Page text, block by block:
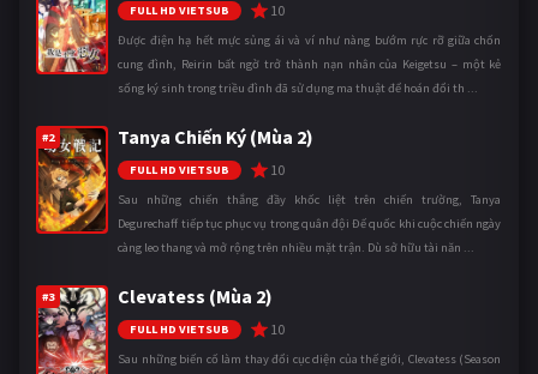
FULL HD VIETSUB 10
Được điện hạ hết mực sủng ái và ví như nàng bướm rực rỡ giữa chốn
cung đình, Reirin bất ngờ trở thành nạn nhân của Keigetsu – một kẻ
sống ký sinh trong triều đình đã sử dụng ma thuật để hoán đổi th ...
#2 Tanya Chiến Ký (Mùa 2)
FULL HD VIETSUB 10
Sau những chiến thắng đầy khốc liệt trên chiến trường, Tanya
Degurechaff tiếp tục phục vụ trong quân đội Đế quốc khi cuộc chiến ngày
càng leo thang và mở rộng trên nhiều mặt trận. Dù sở hữu tài năn ...
#3 Clevatess (Mùa 2)
FULL HD VIETSUB 10
Sau những biến cố làm thay đổi cục diện của thế giới, Clevatess (Season